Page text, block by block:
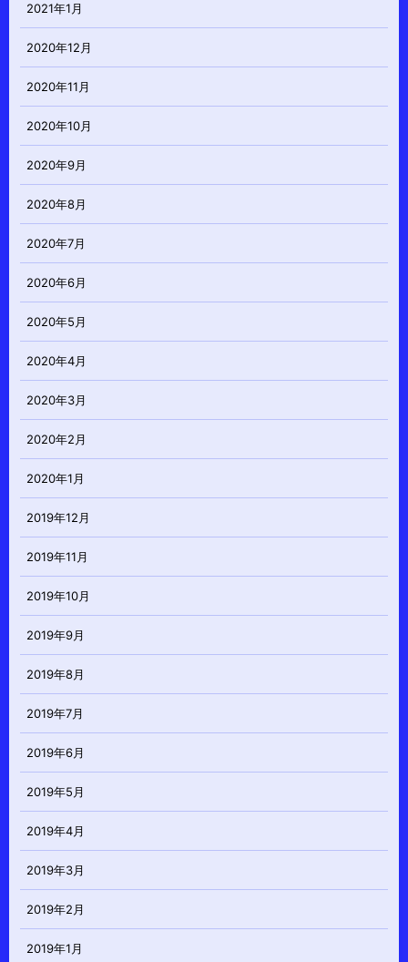
2021年1月
2020年12月
2020年11月
2020年10月
2020年9月
2020年8月
2020年7月
2020年6月
2020年5月
2020年4月
2020年3月
2020年2月
2020年1月
2019年12月
2019年11月
2019年10月
2019年9月
2019年8月
2019年7月
2019年6月
2019年5月
2019年4月
2019年3月
2019年2月
2019年1月